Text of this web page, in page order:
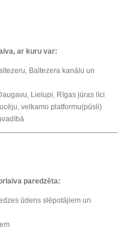
ar kuru var:
Baltezera kanālu un
Lielupi, Rīgas jūras līci
velkamo platformu(pūsli)
paredzēta:
ūdens slēpotājiem un